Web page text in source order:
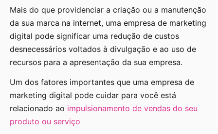
Mais do que providenciar a criação ou a manutenção
da sua marca na internet, uma empresa de marketing
digital pode significar uma redução de custos
desnecessários voltados à divulgação e ao uso de
recursos para a apresentação da sua empresa.
Um dos fatores importantes que uma empresa de
marketing digital pode cuidar para você está
relacionado ao impulsionamento de vendas do seu
produto ou serviço